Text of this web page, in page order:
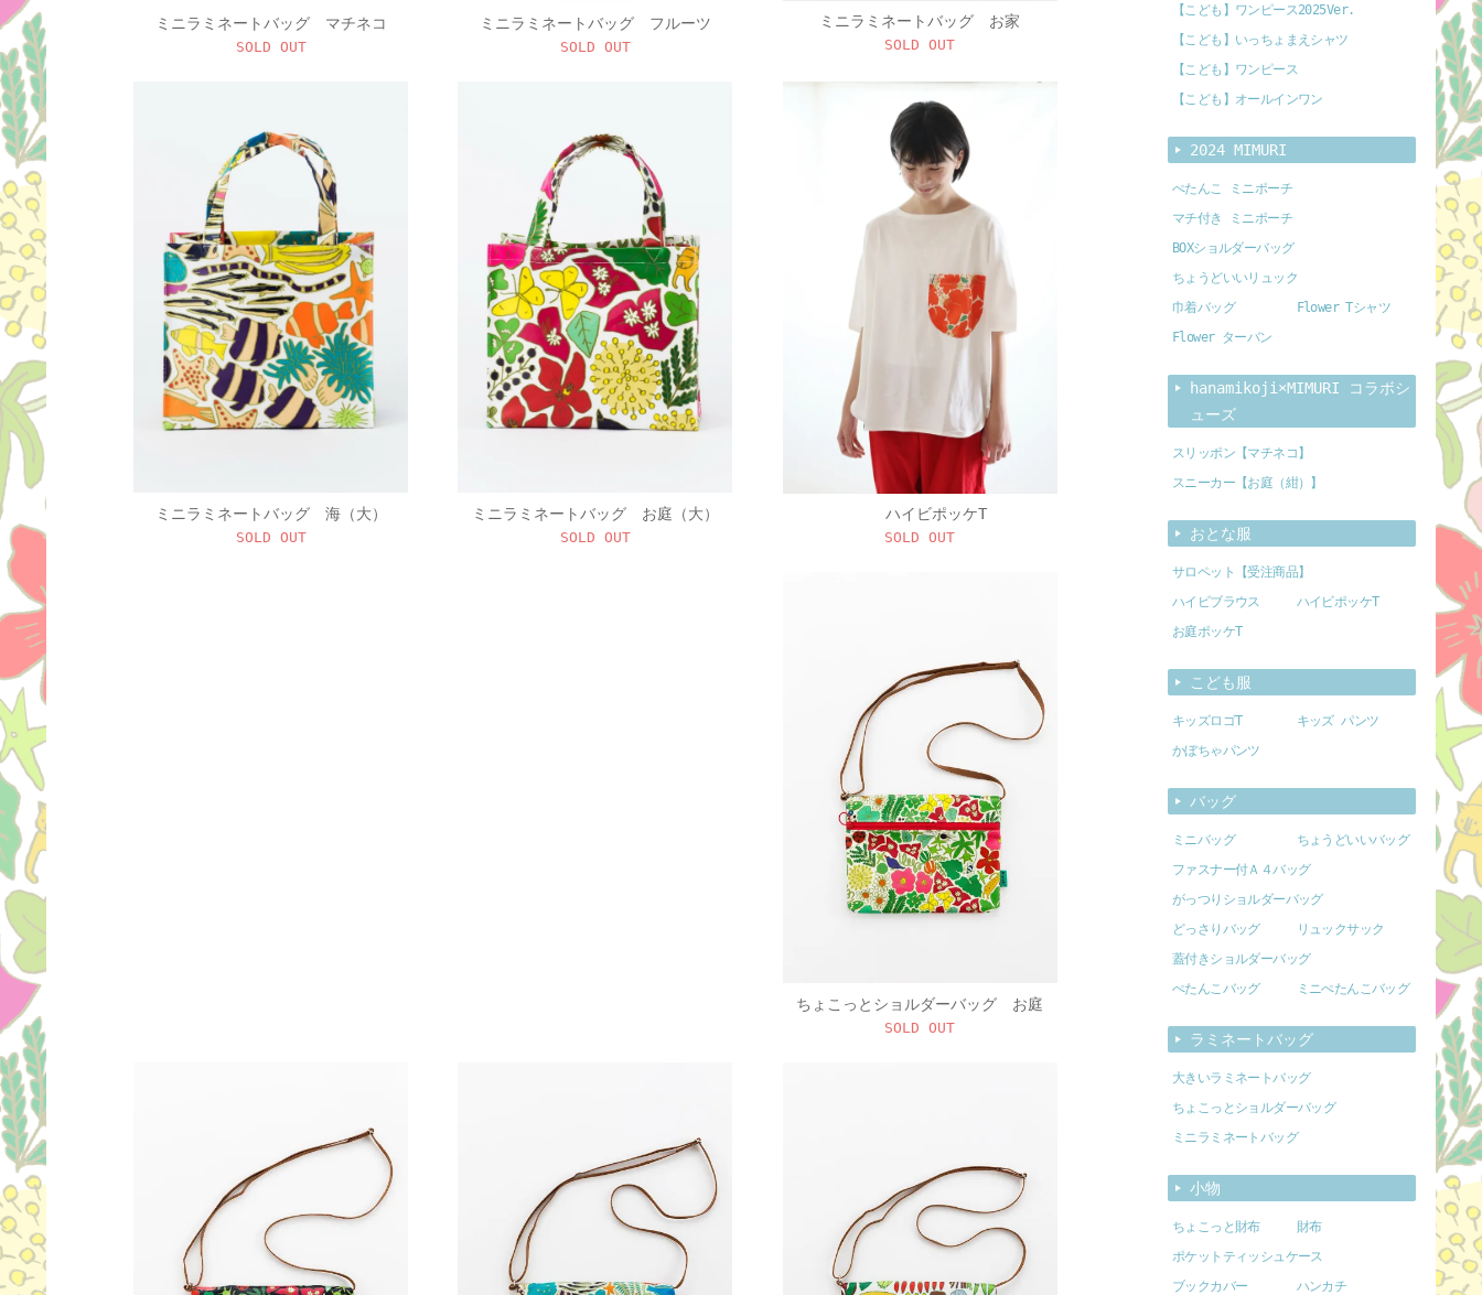
ミニラミネートバッグ マチネコ
SOLD OUT
ミニラミネートバッグ フルーツ
SOLD OUT
ミニラミネートバッグ お家
SOLD OUT
ミニラミネートバッグ 海（大）
SOLD OUT
ミニラミネートバッグ お庭（大）
SOLD OUT
ハイビポッケT
SOLD OUT
ちょこっとショルダーバッグ お庭
SOLD OUT
【こども】ワンピース2025Ver.
【こども】いっちょまえシャツ
【こども】ワンピース
【こども】オールインワン
2024 MIMURI
ぺたんこ ミニポーチ
マチ付き ミニポーチ
BOXショルダーバッグ
ちょうどいいリュック
巾着バッグ
Flower Tシャツ
Flower ターバン
hanamikoji×MIMURI コラボシ
ューズ
スリッポン【マチネコ】
スニーカー【お庭（紺）】
おとな服
サロペット【受注商品】
ハイビブラウス
ハイビポッケT
お庭ポッケT
こども服
キッズロゴT
キッズ パンツ
かぼちゃパンツ
バッグ
ミニバッグ
ちょうどいいバッグ
ファスナー付Ａ４バッグ
がっつりショルダーバッグ
どっさりバッグ
リュックサック
蓋付きショルダーバッグ
ぺたんこバッグ
ミニぺたんこバッグ
ラミネートバッグ
大きいラミネートバッグ
ちょこっとショルダーバッグ
ミニラミネートバッグ
小物
ちょこっと財布
財布
ポケットティッシュケース
ブックカバー
ハンカチ